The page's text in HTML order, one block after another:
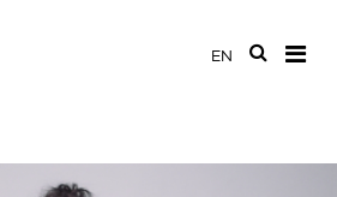
EN